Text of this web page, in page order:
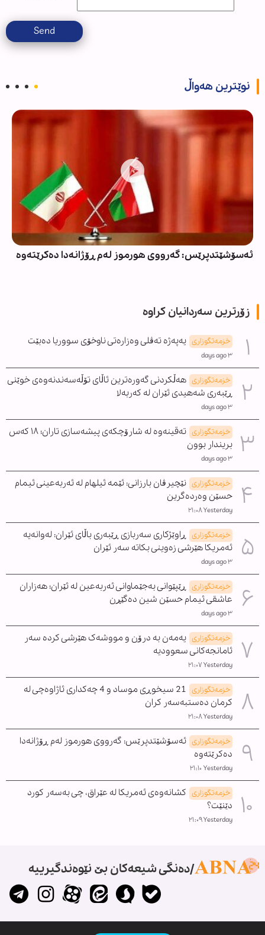
Send
نوێترین هەواڵ
ئەسۆشێتدپرێس: گەرووی هورموز لەم ڕۆژانەدا دەکرێتەوە
زۆرترین سەردانیان کراوە
خزمەتگوزاری یەپەژە تەڤلی وەزارەتی ناوخۆی سووریا دەبێت
٣ days ago
خزمەتگوزاری هەڵکردنی گەورەترین ئاڵای تۆڵەسەندنەوەی خوێنی
ڕێبەری شەهیدی ئێران لە کەربەلا
٣ days ago
خزمەتگوزاری
تەقینەوە لە شارۆچکەی پیشەسازی تاران؛ ١٨ کەس
بریندار بوون
٣ days ago
خزمەتگوزاری نێچیرڤان بارزانی: ئێمە ئیلهام لە ئەربەعینی ئیمام
حسێن وەردەگرین
Yesterday ٢١:٠٨
خزمەتگوزاری ڕاوێژکاری سەربازی ڕێبەری باڵای ئێران: لەوانەیە
ئەمریکا هێرشی زەوینی بکاتە سەر ئێران
٣ days ago
خزمەتگوزاری ڕێپێوانی بەجێماوانی ئەربەعین لە ئێران؛ هەزاران
عاشقی ئیمام حسێن شین دەگێڕن
٣ days ago
خزمەتگوزاری یەمەن بە درۆن و مووشەک هێرشی کردە سەر
ئامانجەکانی سعوودیە
Yesterday ٢١:٠٧
خزمەتگوزاری
21 سیخوڕی موساد و 4 چەکداری ئاژاوەچی لە
کرمان دەستبەسەر کران
Yesterday ٢١:٠٨
خزمەتگوزاری ئەسۆشێتدپرێس: گەرووی هورموز لەم ڕۆژانەدا
دەکرێتەوە
Yesterday ٢١:١٠
خزمەتگوزاری کشانەوەی ئەمریکا لە عێراق، چی بەسەر کورد
دێنێت؟
Yesterday ٢١:٠٩
دەنگی شیعەکان بێ نێوەندگیرییە